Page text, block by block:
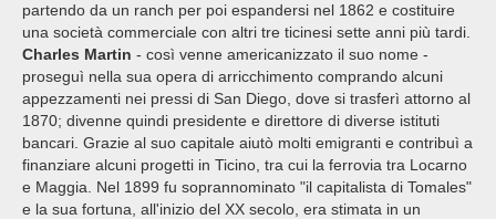
partendo da un ranch per poi espandersi nel 1862 e costituire
una società commerciale con altri tre ticinesi sette anni più tardi.
Charles Martin - così venne americanizzato il suo nome -
proseguì nella sua opera di arricchimento comprando alcuni
appezzamenti nei pressi di San Diego, dove si trasferì attorno al
1870; divenne quindi presidente e direttore di diverse istituti
bancari. Grazie al suo capitale aiutò molti emigranti e contribuì a
finanziare alcuni progetti in Ticino, tra cui la ferrovia tra Locarno
e Maggia. Nel 1899 fu soprannominato "il capitalista di Tomales"
e la sua fortuna, all'inizio del XX secolo, era stimata in un